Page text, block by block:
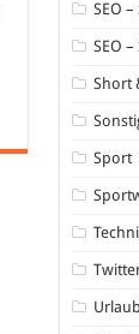
SEO –
SEO
Short
Sport
Urlaub